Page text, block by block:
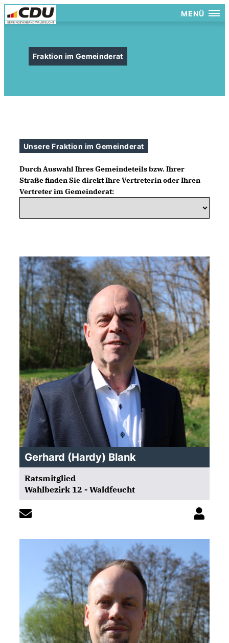
MENÜ
Fraktion im Gemeinderat
Unsere Fraktion im Gemeinderat
Durch Auswahl Ihres Gemeindeteils bzw. Ihrer
Straße finden Sie direkt Ihre Vertreterin oder Ihren
Vertreter im Gemeinderat:
Gerhard (Hardy) Blank
Ratsmitglied
Wahlbezirk 12 - Waldfeucht